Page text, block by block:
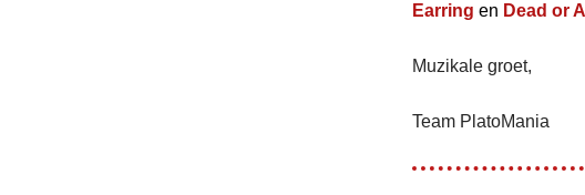
Earring en Dead or
Muzikale groet,
Team PlatoMania